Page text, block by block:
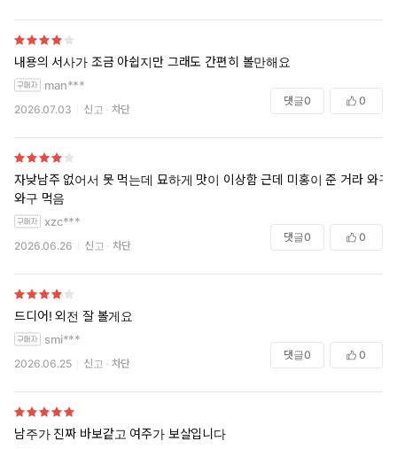
내용의 서사가 조금 아쉽지만 그래도 간편히 볼만해요
man***
2026.07.03 신고 차단
댓글0 0
자낮남주 없어서 못 먹는데 묘하게 맛이 이상함 근데 미홍이 준 거라 와구
와구 먹음
xzc***
2026.06.26 신고 차단
댓글0 0
드디어! 외전 잘 볼게요
smi***
2026.06.25 신고 차단
댓글0 0
남주가 진짜 바보같고 여주가 보살입니다